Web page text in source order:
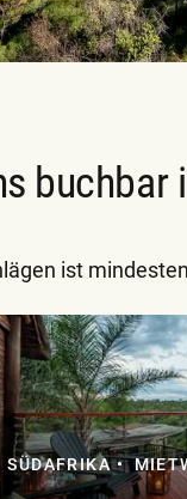
buchbar
ist
SÜDAFRIKA